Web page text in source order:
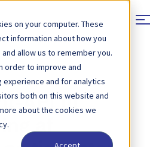
on your computer. These
information about how you
allow us to remember you.
order to improve and
and for analytics
both on this website and
about the cookies we
API
API til
af